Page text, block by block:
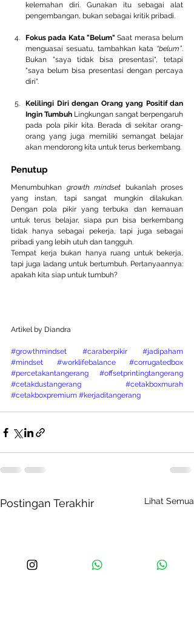
kelemahan diri. Gunakan itu sebagai alat
pengembangan, bukan sebagai kritik pribadi.
Fokus pada Kata "Belum" Saat merasa belum
menguasai sesuatu, tambahkan kata “belum”.
Bukan "saya tidak bisa presentasi", tetapi
"saya belum bisa presentasi dengan percaya
diri".
Kelilingi Diri dengan Orang yang Positif dan
Ingin Tumbuh Lingkungan sangat berpengaruh
pada pola pikir kita. Berada di sekitar orang-
orang yang juga memiliki semangat belajar
akan mendorong kita untuk terus berkembang.
Penutup
Menumbuhkan growth mindset bukanlah proses
yang instan, tapi sangat mungkin dilakukan.
Dengan pola pikir yang terbuka dan kemauan
untuk terus belajar, siapa pun bisa berkembang
tidak hanya sebagai pekerja, tapi juga sebagai
pribadi yang lebih utuh dan tangguh.
Tempat kerja bukan hanya ruang untuk bekerja,
tapi juga ladang untuk bertumbuh. Pertanyaannya:
apakah kita siap untuk tumbuh?
Artikel by Diandra
#growthmindset #caraberpikir
#jadipaham
#mindset
#worklifebalance
#corrugatedbox
#percetakantangerang
#offsetprintingtangerang
#cetakdustangerang
#cetakboxmurah
#cetakboxpremium #kerjaditangerang
Postingan Terakhir Lihat Semua